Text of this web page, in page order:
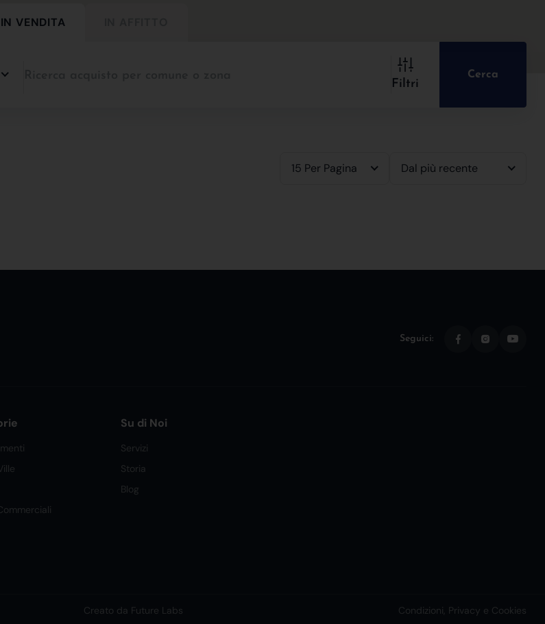
IN VENDITA
Filtri
Cerca
15 Per Pagina Dal più recente
Seguici:
Su di Noi
Servizi
Storia
Blog
Creato da Future Labs Condizioni, Privacy e Cookies